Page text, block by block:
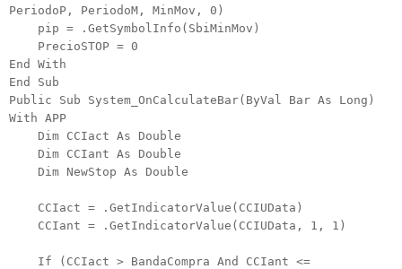
PeriodoP, PeriodoM, MinMov, 0)
pip = .GetSymbolInfo(SbiMinMov)
PrecioSTOP = 0
End With
End Sub
Public Sub System_OnCalculateBar(ByVal Bar As Long)
With APP
Dim CCIact As Double
Dim CCIant As Double
Dim NewStop As Double
CCIact = .GetIndicatorValue(CCIUData)
CCIant = .GetIndicatorValue(CCIUData, 1, 1)
If (CCIact > BandaCompra And CCIant <=